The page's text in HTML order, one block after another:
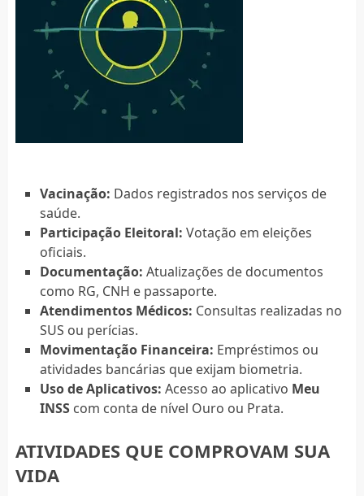
Vacinação: Dados registrados nos serviços de
saúde.
Participação Eleitoral: Votação em eleições
oficiais.
Documentação: Atualizações de documentos
como RG, CNH e passaporte.
Atendimentos Médicos: Consultas realizadas no
SUS ou perícias.
Movimentação Financeira: Empréstimos ou
atividades bancárias que exijam biometria.
Uso de Aplicativos: Acesso ao aplicativo Meu
INSScom conta de nível Ouro ou Prata.
ATIVIDADES QUE COMPROVAM SUA
VIDA